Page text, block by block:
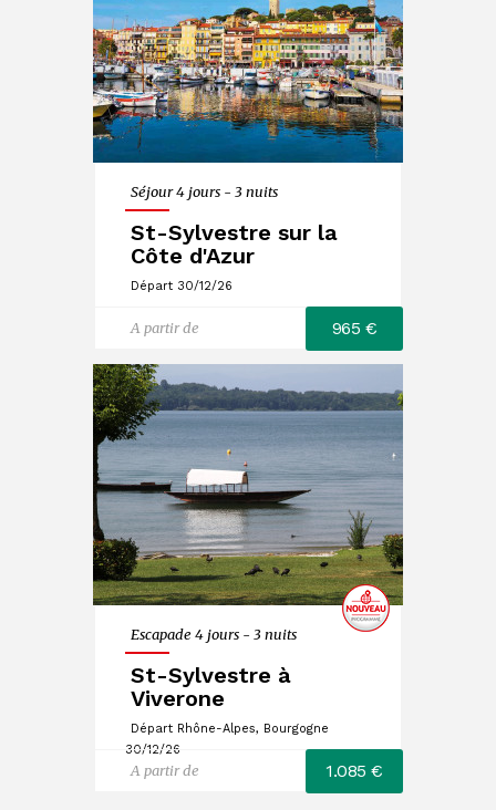
Séjour 4 jours - 3 nuits
St-Sylvestre sur la
Côte d'Azur
Départ 30/12/26
A partir de 965 €
Escapade 4 jours - 3 nuits
St-Sylvestre à
Viverone
Départ Rhône-Alpes, Bourgogne
30/12/26
A partir de 1.085 €